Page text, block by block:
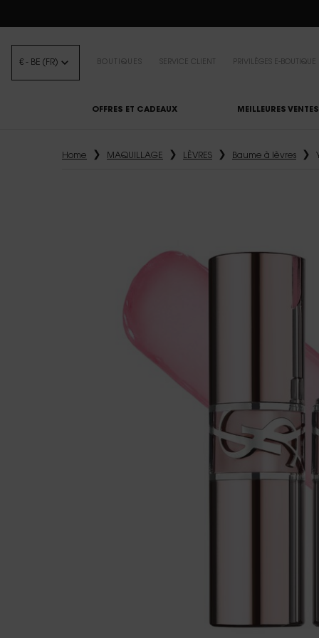
€ - BE (FR) BOUTIQUES SERVICE CLIENT PRIVILÈGES E-BOUTIQUE
OFFRES ET CADEAUX MEILLEURES VENTES
Home MAQUILLAGE LÈVRES Baume à lèvres